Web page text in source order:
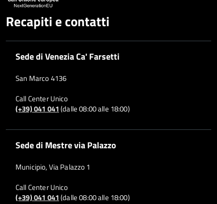
Recapiti e contatti
Sede di Venezia Ca' Farsetti
San Marco 4136
Call Center Unico
(+39) 041 041(dalle 08:00 alle 18:00)
Sede di Mestre via Palazzo
Municipio, Via Palazzo 1
Call Center Unico
(+39) 041 041(dalle 08:00 alle 18:00)